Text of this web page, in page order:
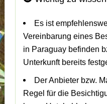
Es ist
Vereinbarung eines
in Paraguay befinden
Unterkunft bereits
Der Anbieter bzw.
Regel für die